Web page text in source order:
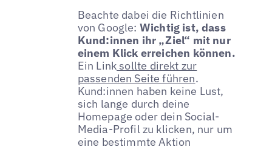
Beachte dabei die Richtlinien
von Google: Wichtig ist, dass
Kund:innen ihr „Ziel“ mit nur
einem Klick erreichen können.
Ein Link sollte direkt zur
passenden Seite führen.
Kund:innen haben keine Lust,
sich lange durch deine
Homepage oder dein Social-
Media-Profil zu klicken, nur um
eine bestimmte Aktion